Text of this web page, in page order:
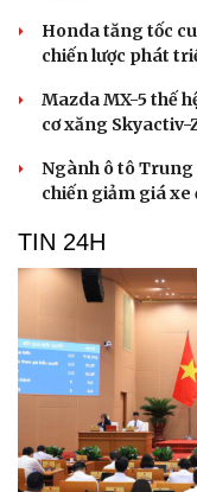
Honda tăng tốc
chiến lược phát
Mazda MX-5 thế
cơ xăng Skyactiv-
Ngành ô tô Trung
chiến giảm giá xe
TIN 24H